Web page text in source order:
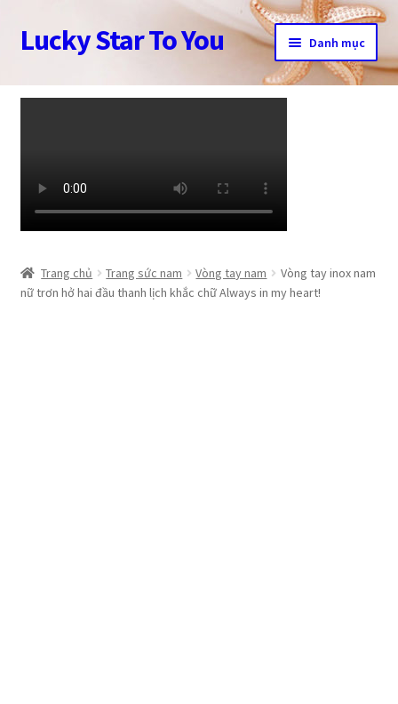
Đi
đến
hướng
Chuyển
đến
dung
Lucky Star To You Danh mục
Trang chủ
Cửa hàng
Tài khoản
Trang chủ Trang sức nam Vòng tay nam
Vòng tay inox nam
nữ trơn hở hai đầu thanh lịch khắc chữ Always in my heart!